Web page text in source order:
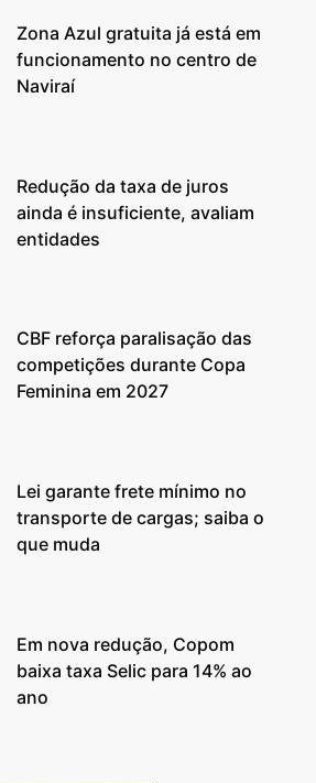
Zona Azul gratuita já está em
funcionamento no centro de
Naviraí
Redução da taxa de juros
ainda é insuficiente, avaliam
entidades
CBF reforça paralisação das
competições durante Copa
Feminina em 2027
Lei garante frete mínimo no
transporte de cargas; saiba o
que muda
Em nova redução, Copom
baixa taxa Selic para 14% ao
ano